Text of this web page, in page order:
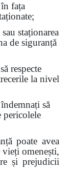
fața
staționarea
de siguranță
respecte
la nivel
să
pericolele
poate avea
omenești,
și prejudicii